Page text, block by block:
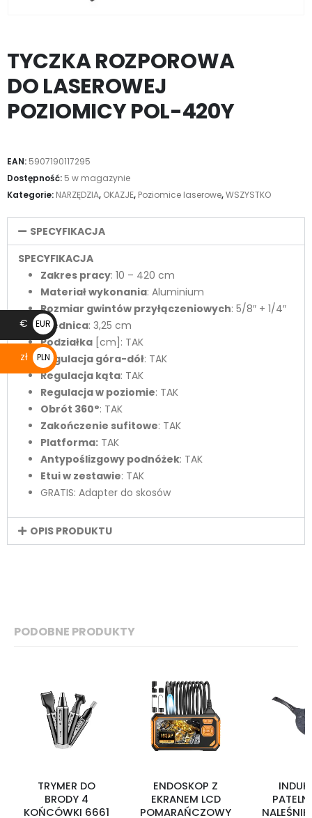
TYCZKA ROZPOROWA
DO LASEROWEJ
POZIOMICY POL-420Y
EAN: 5907190117295
Dostępność: 5 w magazynie
Kategorie: NARZĘDZIA, OKAZJE, Poziomice laserowe,WSZYSTKO
SPECYFIKACJA
SPECYFIKACJA
Zakres pracy: 10 – 420 cm
Materiał wykonania: Aluminium
Rozmiar gwintów przyłączeniowych: 5/8″ + 1/4″
Średnica: 3,25 cm
Podziałka [cm]: TAK
Regulacja góra-dół: TAK
Regulacja kąta: TAK
Regulacja w poziomie: TAK
Obrót 360°: TAK
Zakończenie sufitowe: TAK
Platforma: TAK
Antypoślizgowy podnóżek: TAK
Etui w zestawie: TAK
GRATIS: Adapter do skosów
OPIS PRODUKTU
PODOBNE PRODUKTY
TRYMER DO
BRODY 4
KOŃCÓWKI 6661
ENDOSKOP Z
EKRANEM LCD
POMARAŃCZOWY
€
EUR
€
zł
PLN
zł